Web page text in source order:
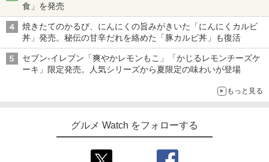
食」を発売
焼きたてのかるび、にんにくの旨みがきいた「にんにくカルビ
丼」発売。秘伝の甘辛だれを絡めた「豚カルビ丼」も復活
セブン-イレブン「爽やかレモンもこ」「かじるレモンチーズケ
ーキ」限定発売。人気シリーズから夏限定の味わいが登場
もっと見る
グルメ Watch をフォローする